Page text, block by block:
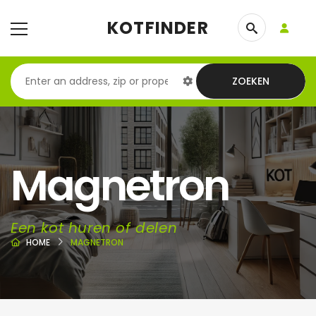
KOTFINDER
ZOEKEN
Magnetron
Een kot huren of delen
HOME MAGNETRON